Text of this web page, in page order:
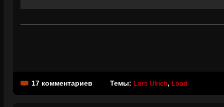
17 комментариев Темы: Lars Ulrich, Load